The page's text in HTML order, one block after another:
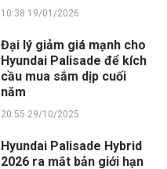
10:38 19/01/2026
Đại lý giảm giá mạnh cho
Hyundai Palisade để kích
cầu mua sắm dịp cuối
năm
20:55 29/10/2025
Hyundai Palisade Hybrid
2026 ra mắt bản giới hạn